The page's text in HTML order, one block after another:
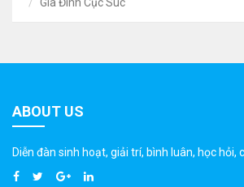
ABOUT US
Diễn đàn sinh hoạt, giải trí, bình luân, học hỏi,